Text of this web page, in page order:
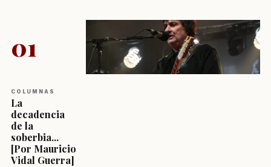
01
COLUMNAS
La
decadencia
de la
soberbia...
[Por Mauricio
Vidal Guerra]